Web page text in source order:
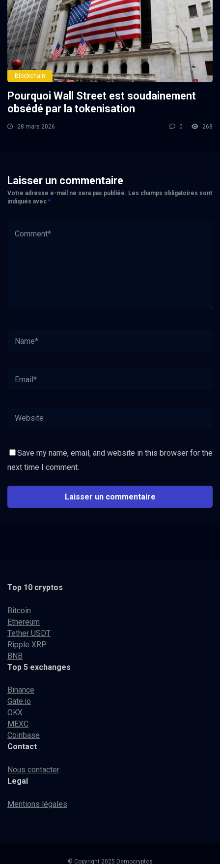
Blockchain
Pourquoi Wall Street est soudainement
obsédé par la tokenisation
28 mars 2026 0 268
Laisser un commentaire
Votre adresse e-mail ne sera pas publiée. Les champs obligatoires sont
indiqués avec *
Save my name, email, and website in this browser for the
next time I comment.
Top 10 cryptos
Bitcoin
Ethereum
Tether USDT
Ripple XRP
BNB
Top 5 exchanges
Binance
Gate.io
OKX
MEXC
Coinbase
Contact
Nous contacter
Legal
Mentions légales
© Copyright 2025 Democryptos